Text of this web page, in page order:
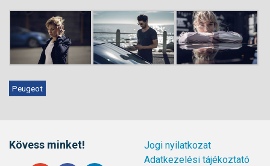
Peugeot
Kövess minket!
Jogi nyilatkozat
Adatkezelési tájékoztató